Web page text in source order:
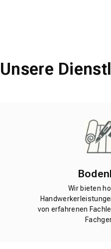
Unsere
Wir bieten
von erfahrenen